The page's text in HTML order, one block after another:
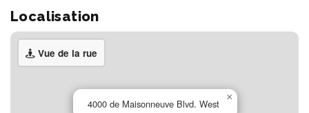
Localisation
Vue de la rue
4000 de Maisonneuve Blvd. West
×